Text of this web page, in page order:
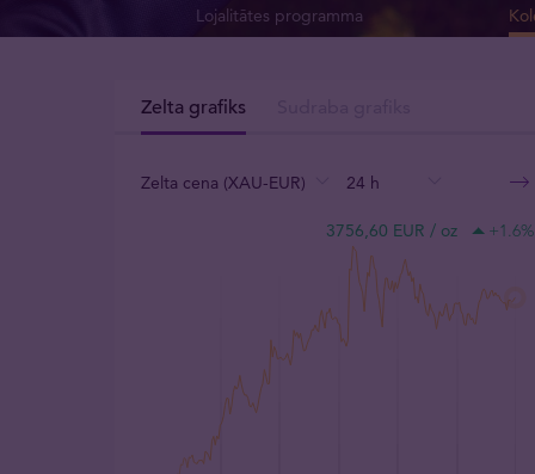
Lojalitātes programma
Zelta grafiks
Zelta cena (XAU-EUR) 24 h
3756,60 EUR / oz +1.6%